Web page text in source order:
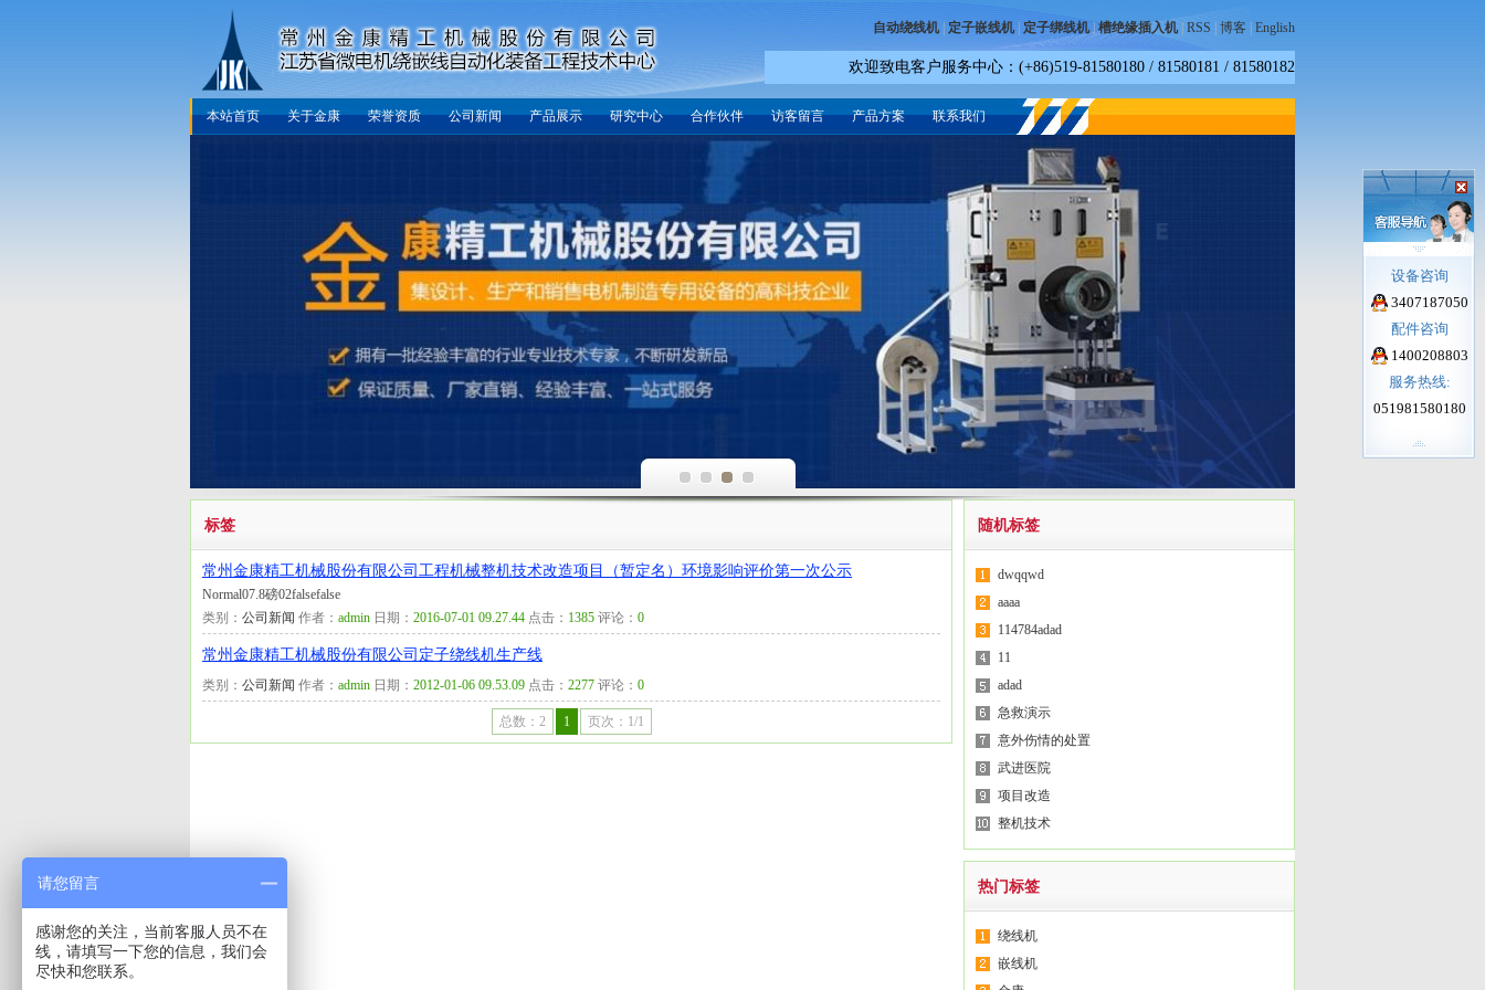
设备咨询
3407187050
配件咨询
1400208803
服务热线:
051981580180
自动绕线机| 定子嵌线机| 定子绑线机| 槽绝缘插入机| RSS 博客 English
欢迎致电客户服务中心：(+86)519-81580180 / 81580181 / 81580182
本站首页 关于金康 荣誉资质 公司新闻 产品展示 研究中心 合作伙伴 访客留言 产品方案 联系我们
标签
常州金康精工机械股份有限公司工程机械整机技术改造项目（暂定名）环境影响评价第一次公示
Normal07.8磅02falsefalse
类别： 公司新闻 作者： admin 日期： 2016-07-01 09.27.44 点击： 1385 评论： 0
常州金康精工机械股份有限公司定子绕线机生产线
类别： 公司新闻 作者： admin 日期： 2012-01-06 09.53.09 点击： 2277 评论： 0
总数：2 1 页次：1/1
随机标签
dwqqwd
aaaa
114784adad
11
adad
急救演示
意外伤情的处置
武进医院
项目改造
整机技术
热门标签
绕线机
嵌线机
请您留言
感谢您的关注，当前客服人员不在
线，请填写一下您的信息，我们会
尽快和您联系。